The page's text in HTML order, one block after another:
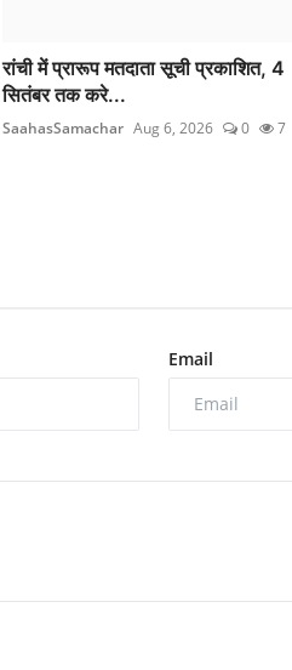
रांची में प्रारूप मतदाता सूची प्रकाशित, 4
सितंबर तक करे...
SaahasSamachar Aug 6, 2026 0 7
Email